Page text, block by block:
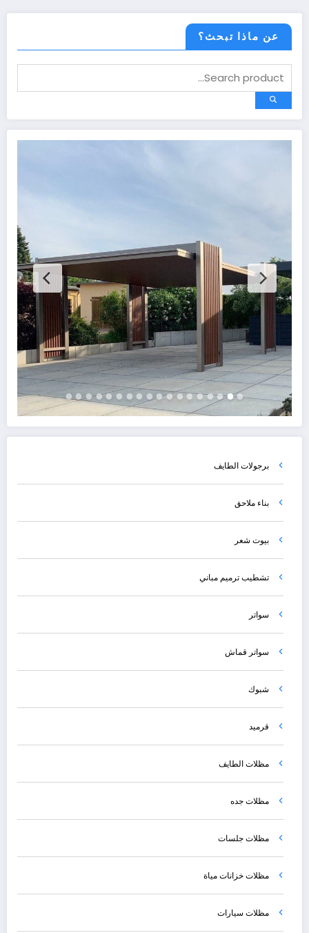
عن ماذا تبحث؟
برجولات الطايف
بناء ملاحق
بيوت شعر
تشطيب ترميم مباني
سواتر
سواتر قماش
شبوك
قرميد
مظلات الطايف
مظلات جده
مظلات جلسات
مظلات خزانات مياة
مظلات سيارات